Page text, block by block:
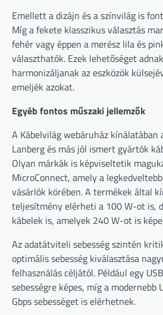
Emellett a dizájn és a színvilág is
Míg a fekete klasszikus választás
fehér vagy éppen a merész lila és
választhatók. Ezek lehetőséget
harmonizáljanak az eszközök
emeljék azokat.
Egyéb fontos műszaki jellemzők
A Kábelvilág webáruház kínálatában
Lanberg és más jól ismert gyártók
Olyan márkák is képviseltetik
MicroConnect, amely a
vásárlók körében. A termékek által
teljesítmény elérheti a 100 W-ot is,
kábelek is, amelyek 240 W-ot is
Az adatátviteli sebesség szintén
optimális sebesség kiválasztása
felhasználás céljától. Például egy
sebességre képes, míg a modernebb
Gbps sebességet is elérhetnek.